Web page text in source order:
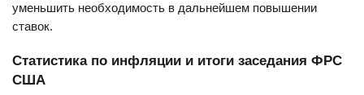
уменьшить необходимость в дальнейшем повышении
ставок.
Статистика по инфляции и итоги заседания ФРС
США